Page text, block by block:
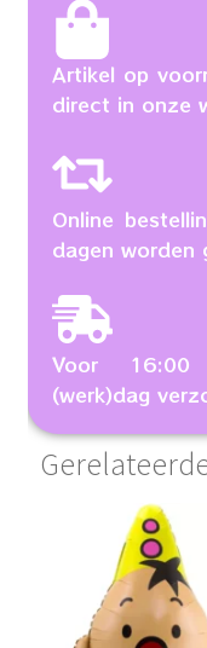
Artikel op
direct in onze
Online
dagen worden
Voor 16:00
(werk)dag